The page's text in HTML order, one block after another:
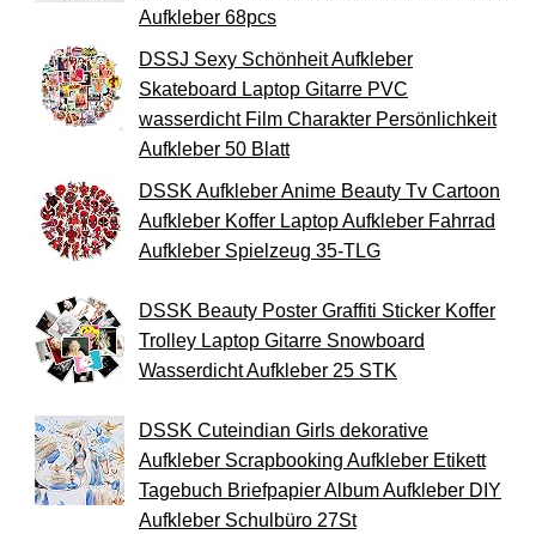
Aufkleber 68pcs
DSSJ Sexy Schönheit Aufkleber
Skateboard Laptop Gitarre PVC
wasserdicht Film Charakter Persönlichkeit
Aufkleber 50 Blatt
DSSK Aufkleber Anime Beauty Tv Cartoon
Aufkleber Koffer Laptop Aufkleber Fahrrad
Aufkleber Spielzeug 35-TLG
DSSK Beauty Poster Graffiti Sticker Koffer
Trolley Laptop Gitarre Snowboard
Wasserdicht Aufkleber 25 STK
DSSK Cuteindian Girls dekorative
Aufkleber Scrapbooking Aufkleber Etikett
Tagebuch Briefpapier Album Aufkleber DIY
Aufkleber Schulbüro 27St